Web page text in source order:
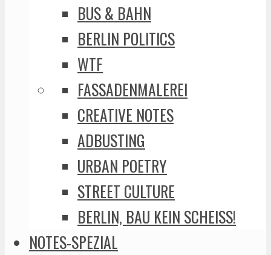
BUS & BAHN
BERLIN POLITICS
WTF
FASSADENMALEREI
CREATIVE NOTES
ADBUSTING
URBAN POETRY
STREET CULTURE
BERLIN, BAU KEIN SCHEISS!
NOTES-SPEZIAL